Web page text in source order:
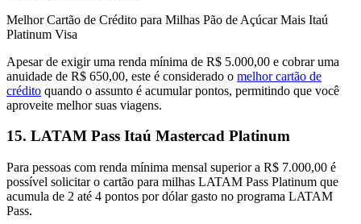
Melhor Cartão de Crédito para Milhas Pão de Açúcar Mais Itaú
Platinum Visa
Apesar de exigir uma renda mínima de R$ 5.000,00 e cobrar uma
anuidade de R$ 650,00, este é considerado o melhor cartão de
crédito quando o assunto é acumular pontos, permitindo que você
aproveite melhor suas viagens.
15. LATAM Pass Itaú Mastercad Platinum
Para pessoas com renda mínima mensal superior a R$ 7.000,00 é
possível solicitar o cartão para milhas LATAM Pass Platinum que
acumula de 2 até 4 pontos por dólar gasto no programa LATAM
Pass.